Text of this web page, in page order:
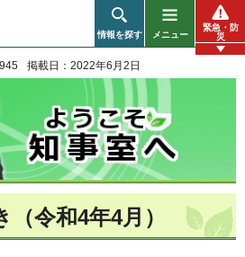
情報を探す メニュー
緊急・防
災
掲載日：2022年6月2日
令和4年4月）